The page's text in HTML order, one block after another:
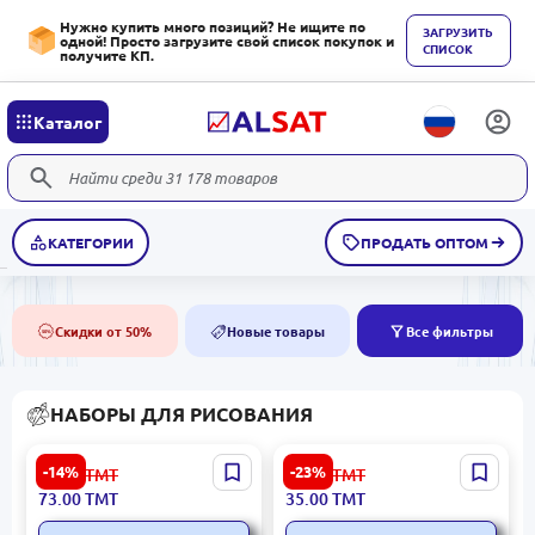
Нужно купить много позиций? Не ищите по
одной! Просто загрузите свой список покупок и
получите КП.
ЗАГРУЗИТЬ
СПИСОК
Каталог
КАТЕГОРИИ ПРОДАТЬ ОПТОМ
50% Скидки от 50% NEW Новые товары Все фильтры
НАБОРЫ ДЛЯ РИСОВАНИЯ
-14%
Луч BK-00049272 | Набор
гуаши 12 цветов по 20 мл
85.00 ТМТ
73.00ТМТ
-23%
Deli C009-24 | Масляная
пастель 24 цвета
46.00 ТМТ
35.00ТМТ